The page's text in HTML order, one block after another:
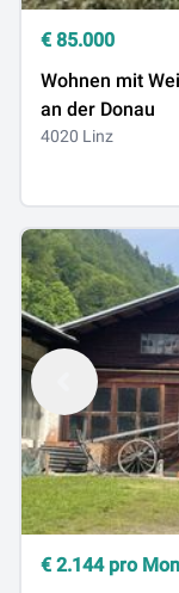
€ 85.000
Wohnen mit
an der Donau
4020 Linz
€ 2.144pro